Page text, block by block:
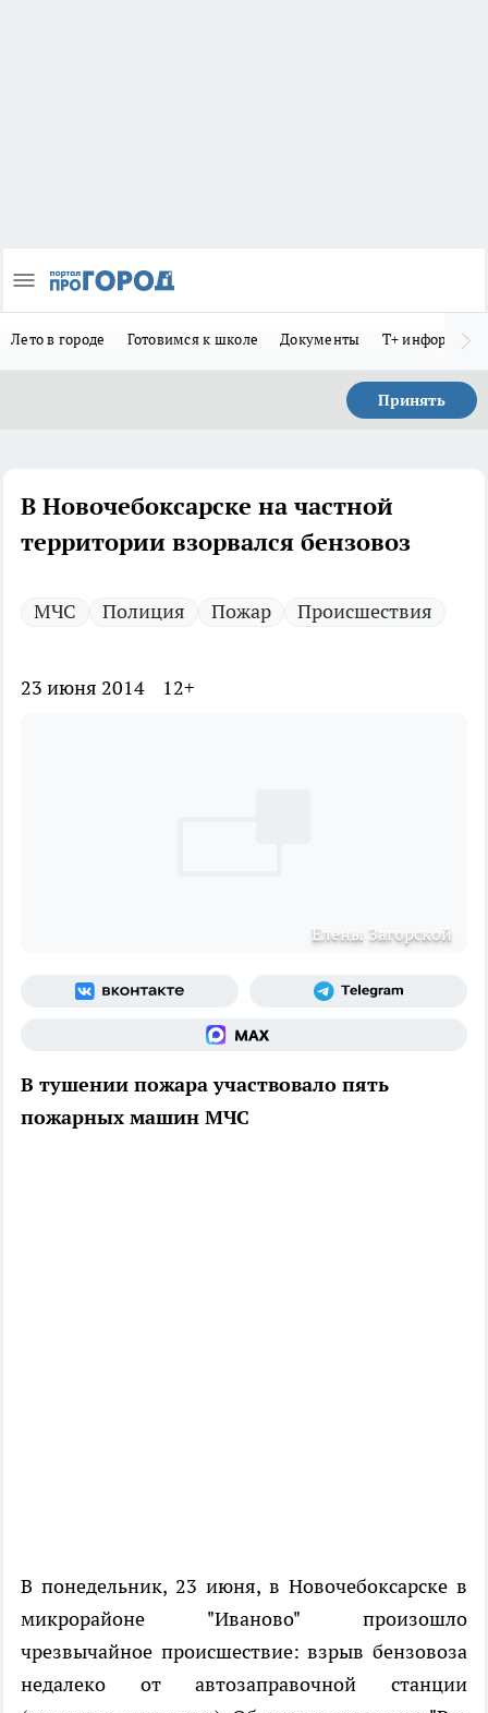
Лето в городе Готовимся к школе Документы Т+
Принять
В Новочебоксарске на частной
территории взорвался бензовоз
МЧС Полиция Пожар Происшествия
23 июня 2014 12+
Елены Загорской
В тушении пожара участвовало пять
пожарных машин МЧС
В понедельник, 23 июня, в Новочебоксарске в
микрорайоне "Иваново" произошло
чрезвычайное происшествие: взрыв бензовоза
недалеко от автозаправочной станции